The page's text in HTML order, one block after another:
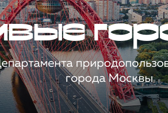
города Москвы